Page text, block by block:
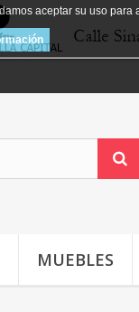
aceptar su uso
MUEBLES